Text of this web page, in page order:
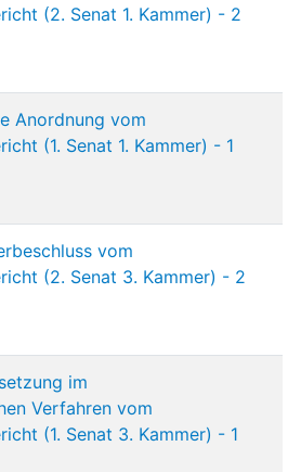
(2. Senat 1. Kammer) - 2
Anordnung vom
(1. Senat 1. Kammer) - 1
vom
(2. Senat 3. Kammer) - 2
im
Verfahren vom
(1. Senat 3. Kammer) - 1